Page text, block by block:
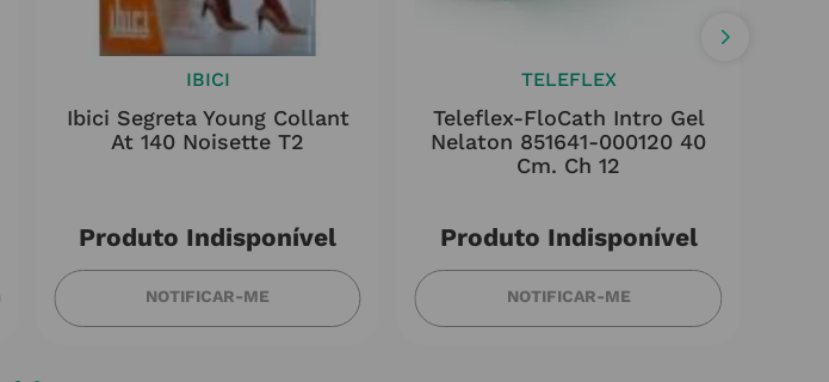
IBICI
Ibici Segreta Young Collant
At 140 Noisette T2
Produto Indisponível
NOTIFICAR-ME
TELEFLEX
Teleflex-FloCath Intro Gel
Nelaton 851641-000120 40
Cm. Ch 12
Produto Indisponível
NOTIFICAR-ME